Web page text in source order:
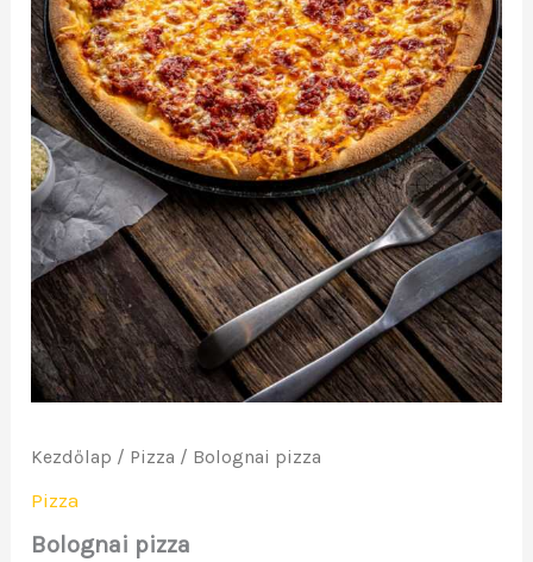
Kezdőlap / Pizza / Bolognai pizza
Pizza
Bolognai pizza